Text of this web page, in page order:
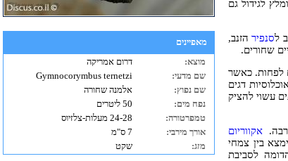
מאפיינים
מוצא:
דרום אמריקה
שם מדעי:
Gymnocorymbus ternetzi
שם נפוץ:
אלמנה שחורה
נפח מים:
50 ליטרים
טמפרטורה:
24-28 מעלות-צלזיוס
אורך מירבי:
7 ס"מ
מזג:
שקט
לגידול גם
לסנפירהזנב,
שחורים.
של 7 פריטים לפחות. כאשר
דגים
עשוי להציק
אקווריום
בין צמחי
לסביבת